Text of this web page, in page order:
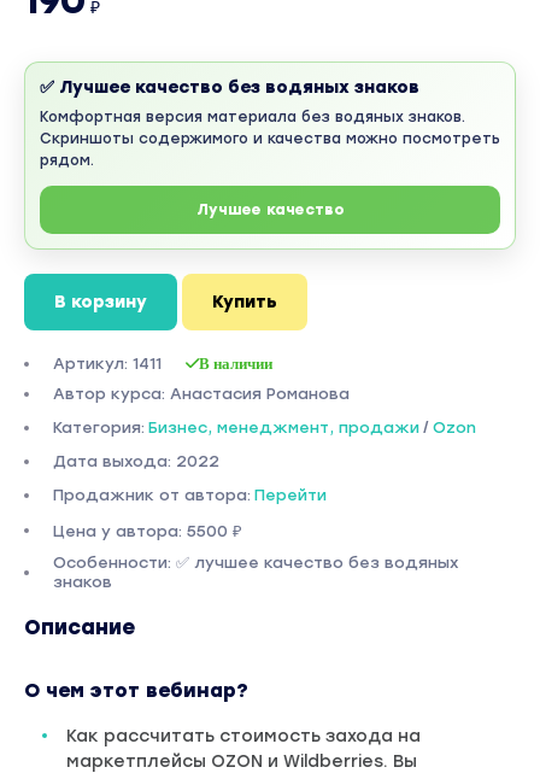
₽
✅ Лучшее качество без водяных знаков
Комфортная версия материала без водяных знаков.
Скриншоты содержимого и качества можно посмотреть
рядом.
Лучшее качество
В корзину Купить
Артикул: 1411 В наличии
Автор курса: Анастасия Романова
Категория: Бизнес, менеджмент, продажи / Ozon
Дата выхода: 2022
Продажник от автора: Перейти
Цена у автора: 5500 ₽
Особенности: ✅ лучшее качество без водяных
знаков
Описание
О чем этот вебинар?
Как рассчитать стоимость захода на
маркетплейсы OZON и Wildberries. Вы